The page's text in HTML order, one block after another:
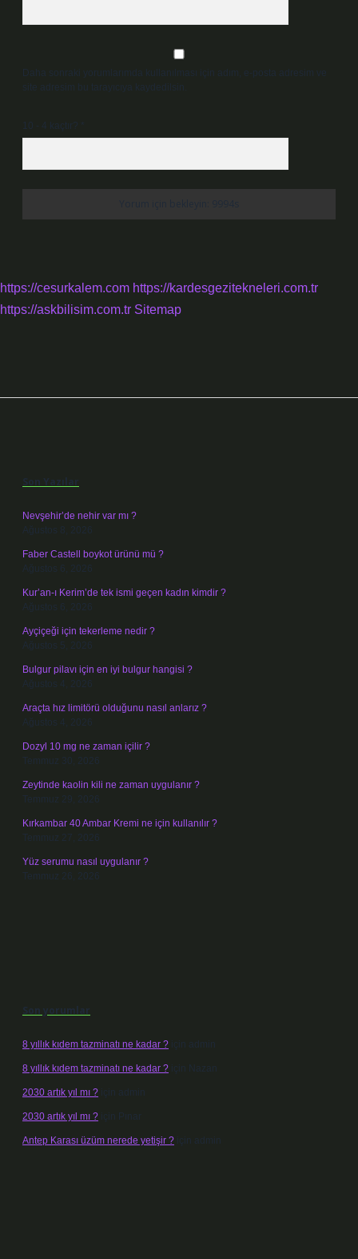
Daha sonraki yorumlarımda kullanılması için adım, e-posta adresim ve
site adresim bu tarayıcıya kaydedilsin.
10 - 4 kaçtır?
https://cesurkalem.com https://kardesgezitekneleri.com.tr
https://askbilisim.com.tr Sitemap
Son Yazılar
Nevşehir’de nehir var mı ?
Ağustos 8, 2026
Faber Castell boykot ürünü mü ?
Ağustos 6, 2026
Kur’an-ı Kerim’de tek ismi geçen kadın kimdir ?
Ağustos 6, 2026
Ayçiçeği için tekerleme nedir ?
Ağustos 5, 2026
Bulgur pilavı için en iyi bulgur hangisi ?
Ağustos 4, 2026
Araçta hız limitörü olduğunu nasıl anlarız ?
Ağustos 4, 2026
Dozyl 10 mg ne zaman içilir ?
Temmuz 30, 2026
Zeytinde kaolin kili ne zaman uygulanır ?
Temmuz 29, 2026
Kırkambar 40 Ambar Kremi ne için kullanılır ?
Temmuz 27, 2026
Yüz serumu nasıl uygulanır ?
Temmuz 26, 2026
Son yorumlar
8 yıllık kıdem tazminatı ne kadar ? için admin
8 yıllık kıdem tazminatı ne kadar ? için Nazan
2030 artık yıl mı ? için admin
2030 artık yıl mı ? için Pınar
Antep Karası üzüm nerede yetişir ? için admin